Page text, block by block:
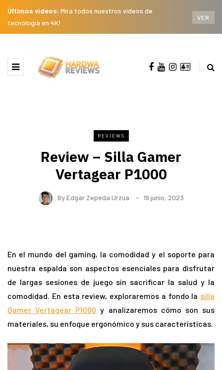
Últimos videos: Mira todos nuestros videos de
tecnología en 4K!
VER
REVIEWS
Review – Silla Gamer
Vertagear P1000
ByEdgar Zepeda Urzua 19 junio, 2023
En el mundo del gaming, la comodidad y el soporte para
nuestra espalda son aspectos esenciales para disfrutar
de largas sesiones de juego sin sacrificar la salud y la
comodidad. En esta review, exploraremos a fondo la silla
Gamer Vertagear P1000 y analizaremos cómo son sus
materiales, su enfoque ergonómico y sus características.